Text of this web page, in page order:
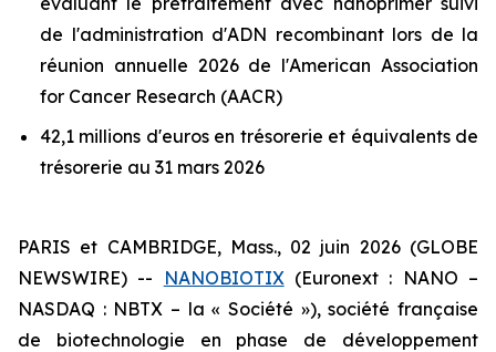
de l'administration d'ADN recombinant lors de la
réunion annuelle 2026 de l'American Association
for Cancer Research (AACR)
42,1 millions d'euros en trésorerie et équivalents de
trésorerie au 31 mars 2026
PARIS et CAMBRIDGE, Mass., 02 juin 2026 (GLOBE
NEWSWIRE) --
NANOBIOTIX(Euronext : NANO –
NASDAQ : NBTX – la « Société »), société française
de biotechnologie en phase de développement